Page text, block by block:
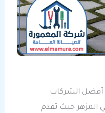
أفضل الشركات
المزهر حيث تقدم